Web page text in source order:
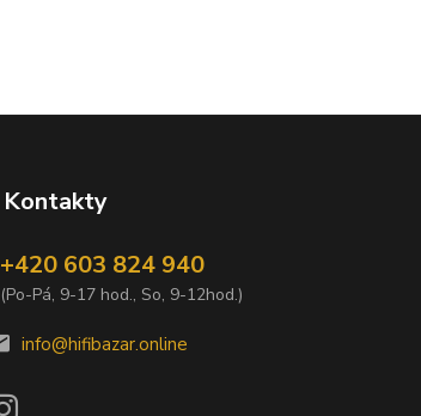
Kontakty
+420 603 824 940
(Po-Pá, 9-17 hod., So, 9-12hod.)
info@hifibazar.online